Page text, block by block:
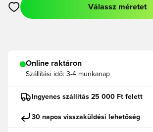
Megnyit egy modált a bejelentkezéshez
Válassz méretet
Online raktáron
Szállítási idő: 3-4 munkanap
Ingyenes szállítás 25 000 Ft felett
30 napos visszaküldési lehetőség